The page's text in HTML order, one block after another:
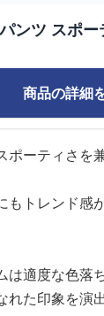
ンツ スポ
商品の詳細
ポーティさを
もトレンド感
は適度な色落
た印象を演出